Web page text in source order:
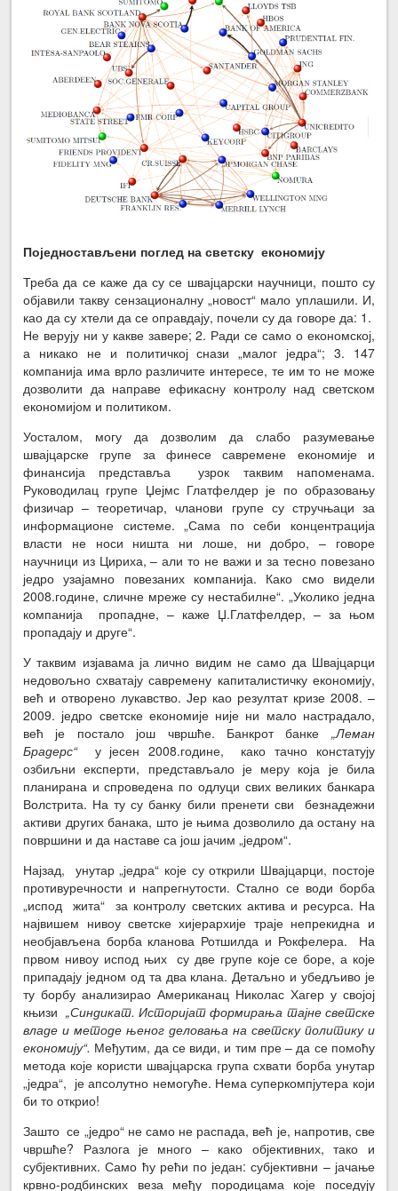
Поједностављени поглед на светску економију
Треба да се каже да су се швајцарски научници, пошто су
објавили такву сензационалну „новост“ мало уплашили. И,
као да су хтели да се оправдају, почели су да говоре да: 1.
Не верују ни у какве завере; 2. Ради се само о економској,
а никако не и политичкој снази „малог једра“; 3. 147
компанија има врло различите интересе, те им то не може
дозволити да направе ефикасну контролу над светском
економијом и политиком.
Уосталом, могу да дозволим да слабо разумевање
швајцарске групе за финесе савремене економије и
финансија представља узрок таквим напоменама.
Руководилац групе Џејмс Глатфелдер је по образовању
физичар – теоретичар, чланови групе су стручњаци за
информационе системе. „Сама по себи концентрација
власти не носи ништа ни лоше, ни добро, – говоре
научници из Цириха, – али то не важи и за тесно повезано
једро узајамно повезаних компанија. Како смо видели
2008.године, сличне мреже су нестабилне“. „Уколико једна
компанија пропадне, – каже Џ.Глатфелдер, – за њом
пропадају и друге“.
У таквим изјавама ја лично видим не само да Швајцарци
недовољно схватају савремену капиталистичку економију,
већ и отворено лукавство. Јер као резултат кризе 2008. –
2009. једро светске економије није ни мало настрадало,
већ је постало још чвршће. Банкрот банке „Леман
Брадерс“у јесен 2008.године, како тачно констатују
озбиљни експерти, представљало је меру која је била
планирана и спроведена по одлуци свих великих банкара
Волстрита. На ту су банку били пренети сви безнадежни
активи других банака, што је њима дозволило да остану на
површини и да наставе са још јачим „једром“.
Најзад, унутар „једра“ које су открили Швајцарци, постоје
противуречности и напрегнутости. Стално се води борба
„испод жита“ за контролу светских актива и ресурса. На
највишем нивоу светске хијерархије траје непрекидна и
необјављена борба кланова Ротшилда и Рокфелера.
На
првом нивоу испод њих су две групе које се боре, а које
припадају једном од та два клана. Детаљно и убедљиво је
ту борбу анализирао Американац Николас Хагер у својој
књизи „Синдикат. Историјат формирања тајне светске
владе и методе њеног деловања на светску политику и
економију“. Међутим, да се види, и тим пре – да се помоћу
метода које користи швајцарска група схвати борба унутар
„једра“, је апсолутно немогуће. Нема суперкомпјутера који
би то открио!
Зашто се „једро“ не само не распада, већ је, напротив, све
чвршће? Разлога је много – како објективних, тако и
субјективних. Само ћу рећи по један: субјективни – јачање
крвно-родбинских веза међу породицама које поседују